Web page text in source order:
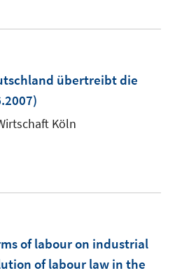
übertreibt die
Köln
of labour on industrial
of labour law in the